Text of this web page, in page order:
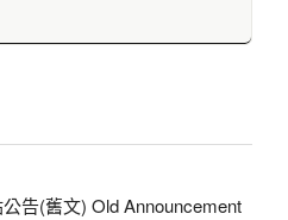
告(舊文) Old Announcement